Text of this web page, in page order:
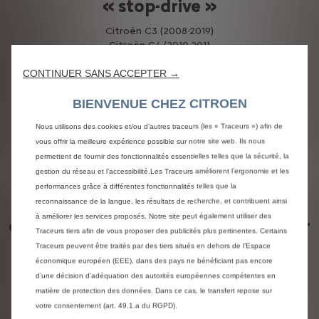
« stop-drive »
Citroën C3 (2008-2019)
Citroën C4 (2010-2011
Citroën DS4 (2010-2011)
Citroën C Zéro (2010-2017)
Que faire ensuite ?
Nous nous engageons pour votre
sécurité et collaborons avec les
concessionnaires et techniciens pour
réaliser des réparations gratuites et
sûres le plus rapidement possible.
Que vous ayez acheté votre voiture
Stellantis neuve ou d’occasion, voici
CONTINUER SANS ACCEPTER →
BIENVENUE CHEZ CITROEN
Nous utilisons des cookies et/ou d’autres traceurs (les « Traceurs ») afin de
vous offrir la meilleure expérience possible sur notre site web. Ils nous
permettent de fournir des fonctionnalités essentielles telles que la sécurité, la
gestion du réseau et l’accessibilité.Les Traceurs améliorent l’ergonomie et les
performances grâce à différentes fonctionnalités telles que la
reconnaissance de la langue, les résultats de recherche, et contribuent ainsi
à améliorer les services proposés. Notre site peut également utiliser des
Traceurs tiers afin de vous proposer des publicités plus pertinentes. Certains
Traceurs peuvent être traités par des tiers situés en dehors de l’Espace
économique européen (EEE), dans des pays ne bénéficiant pas encore
d’une décision d’adéquation des autorités européennes compétentes en
matière de protection des données. Dans ce cas, le transfert repose sur
votre consentement (art. 49.1.a du RGPD).